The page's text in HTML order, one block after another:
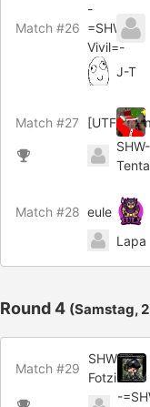
Match #26
-
=SHW-
Vivil=-
J-T
Match #27
SHW-
Match #28 eule
Lapa
Round 4 (Samstag,
Match #29
SHW-
FotziBaer
-